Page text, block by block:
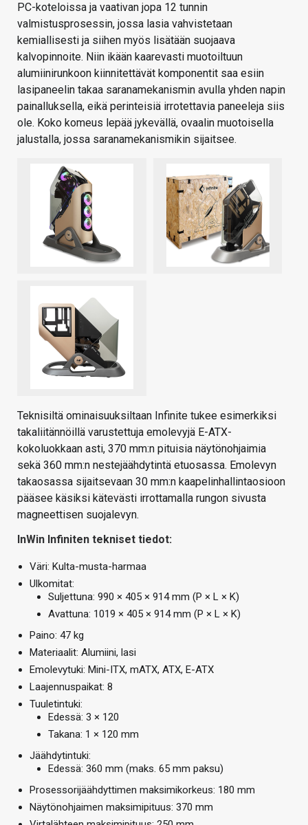
PC-koteloissa ja vaativan jopa 12 tunnin
valmistusprosessin, jossa lasia vahvistetaan
kemiallisesti ja siihen myös lisätään suojaava
kalvopinnoite. Niin ikään kaarevasti muotoiltuun
alumiinirunkoon kiinnitettävät komponentit saa esiin
lasipaneelin takaa saranamekanismin avulla yhden napin
painalluksella, eikä perinteisiä irrotettavia paneeleja siis
ole. Koko komeus lepää jykevällä, ovaalin muotoisella
jalustalla, jossa saranamekanismikin sijaitsee.
Teknisiltä ominaisuuksiltaan Infinite tukee esimerkiksi
takaliitännöillä varustettuja emolevyjä E-ATX-
kokoluokkaan asti, 370 mm:n pituisia näytönohjaimia
sekä 360 mm:n nestejäähdytintä etuosassa. Emolevyn
takaosassa sijaitsevaan 30 mm:n kaapelinhallintaosioon
pääsee käsiksi kätevästi irrottamalla rungon sivusta
magneettisen suojalevyn.
InWin Infiniten tekniset tiedot:
Väri: Kulta-musta-harmaa
Ulkomitat:
Suljettuna: 990 × 405 × 914 mm (P × L × K)
Avattuna: 1019 × 405 × 914 mm (P × L × K)
Paino: 47 kg
Materiaalit: Alumiini, lasi
Emolevytuki: Mini-ITX, mATX, ATX, E-ATX
Laajennuspaikat: 8
Tuuletintuki:
Edessä: 3 × 120
Takana: 1 × 120 mm
Jäähdytintuki:
Edessä: 360 mm (maks. 65 mm paksu)
Prosessorijäähdyttimen maksimikorkeus: 180 mm
Näytönohjaimen maksimipituus: 370 mm